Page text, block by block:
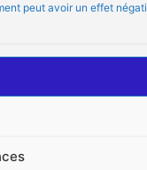
peut avoir un effet